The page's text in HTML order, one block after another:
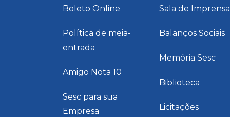
Boleto Online
Política de meia-
entrada
Amigo Nota 10
Sesc para sua
Empresa
Sala de Imprensa
Balanços Sociais
Memória Sesc
Biblioteca
Licitações